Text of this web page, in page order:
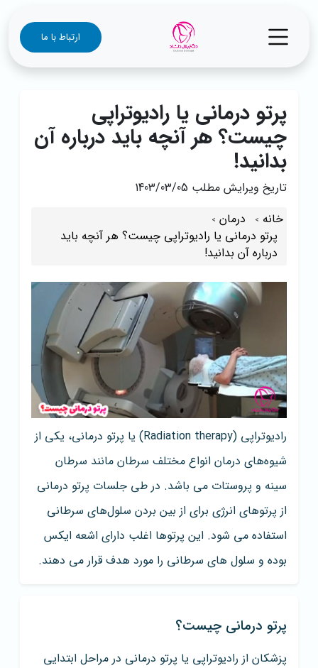
ارتباط با ما
پرتو درمانی یا رادیوتراپی
چیست؟ هر آنچه باید درباره آن
بدانید!
تاریخ ویرایش مطلب 1403/03/05
خانه
درمان
پرتو درمانی یا رادیوتراپی چیست؟ هر آنچه باید
درباره آن بدانید!
رادیوتراپی (Radiation therapy) یا پرتو درمانی، یکی از
شیوه‌های درمان انواع مختلف سرطان مانند سرطان
سینه و پروستات می باشد. در طی جلسات پرتو درمانی
از پرتوهای انرژی برای از بین بردن سلول‌های سرطانی
استفاده می شود. این پرتوها اغلب دارای اشعه ایکس
بوده و سلول های سرطانی را مورد هدف قرار می دهند.
پرتو درمانی چیست؟
پزشکان از رادیوتراپی یا پرتو درمانی در مراحل ابتدایی